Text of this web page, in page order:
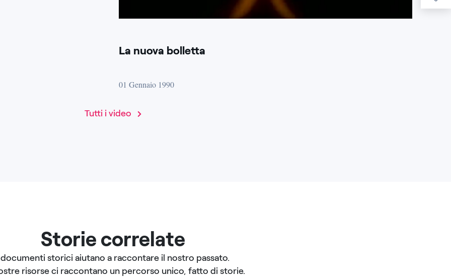
La nuova bolletta
01 Gennaio 1990
Tutti i video
Storie correlate
storici aiutano a raccontare il nostro passato.
risorse ci raccontano un percorso unico, fatto di storie.